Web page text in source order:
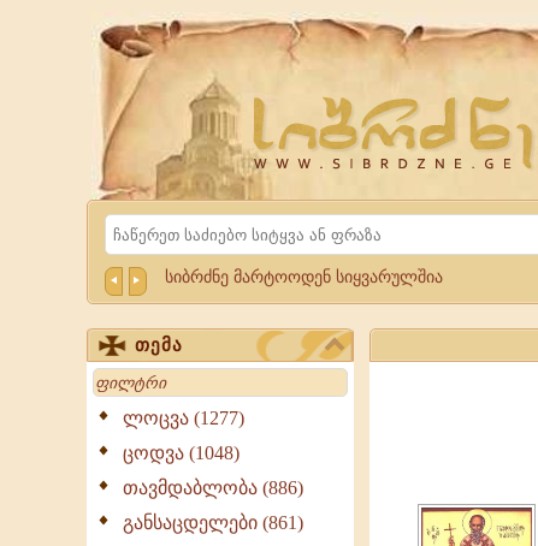
Website
Sibrdzne.ge
Search
სიბრძნე მარტოოდენ სიყვარულშია
თემა
Search
ლოცვა (1277)
ცოდვა (1048)
თავმდაბლობა (886)
განსაცდელები (861)